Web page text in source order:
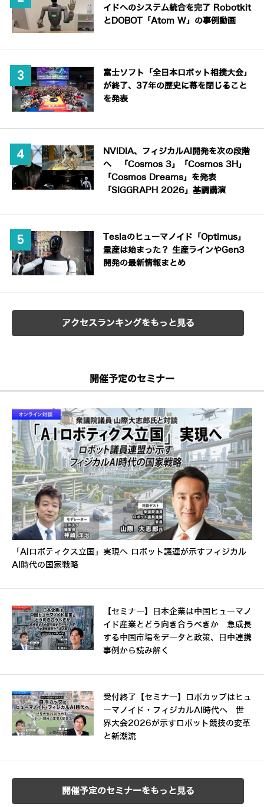
イドへのシステム統合を完了 Robotkit
とDOBOT「Atom W」の事例動画
富士ソフト「全日本ロボット相撲大会」
が終了、37年の歴史に幕を閉じること
を発表
NVIDIA、フィジカルAI開発を次の段階
へ 「Cosmos 3」「Cosmos 3H」
「Cosmos Dreams」を発表
「SIGGRAPH 2026」基調講演
Teslaのヒューマノイド「Optimus」
量産は始まった？ 生産ラインやGen3
開発の最新情報まとめ
アクセスランキングをもっと見る
開催予定のセミナー
「AIロボティクス立国」実現へ ロボット議連が示すフィジカル
AI時代の国家戦略
【セミナー】日本企業は中国ヒューマノ
イド産業とどう向き合うべきか 急成長
する中国市場をデータと政策、日中連携
事例から読み解く
受付終了【セミナー】ロボカップはヒュ
ーマノイド・フィジカルAI時代へ 世
界大会2026が示すロボット競技の変革
と新潮流
開催予定のセミナーをもっと見る